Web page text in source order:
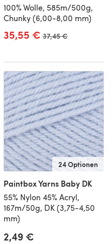
100% Wolle, 585m/500g,
Chunky (6,00-8,00 mm)
35,55 € Alter Preis
37,45 €
24 Optionen
Paintbox Yarns Baby DK
55% Nylon 45% Acryl,
167m/50g, DK (3,75-4,50
mm)
2,49 €